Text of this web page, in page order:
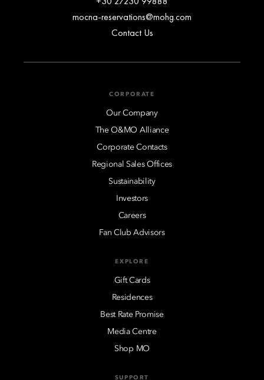
mocna-reservations@mohg.com
Contact Us
CORPORATE
Our Company
The O&MO Alliance
Corporate Contacts
Regional Sales Offices
Sustainability
Investors
Careers
Fan Club Advisors
EXPLORE
Gift Cards
Residences
Best Rate Promise
Media Centre
Shop MO
SUPPORT